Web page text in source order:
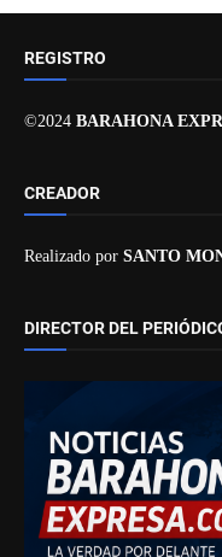
REGISTRO
©2024 BARAHONA
CREADOR
Realizado por SANTO
DIRECTOR DEL